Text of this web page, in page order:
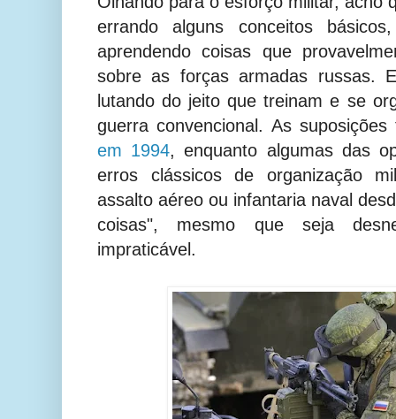
errando alguns conceitos
aprendendo coisas que
sobre as forças armadas russas.
lutando do jeito que treinam e se
guerra convencional. As
em 1994, enquanto algumas das
erros clássicos de organização
assalto aéreo ou infantaria naval
coisas", mesmo que seja
impraticável.